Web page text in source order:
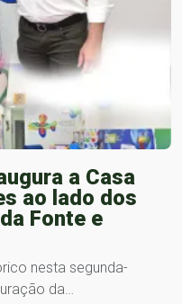
a Casa
ao lado dos
Fonte e
nesta segunda-
da…